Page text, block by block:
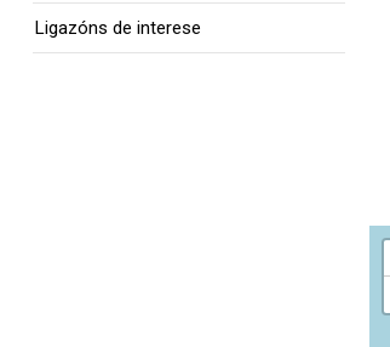
Ligazóns de interese